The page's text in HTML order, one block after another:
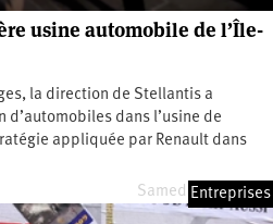
usine automobile de l’Île-
la direction de Stellantis a
dans l’usine de
appliquée par Renault dans
Samedi 2 mai 2026
Entreprises